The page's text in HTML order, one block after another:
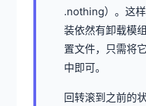
.nothing）。这
装依然有卸载模
置文件，只需将
中即可。
回转滚到之前的